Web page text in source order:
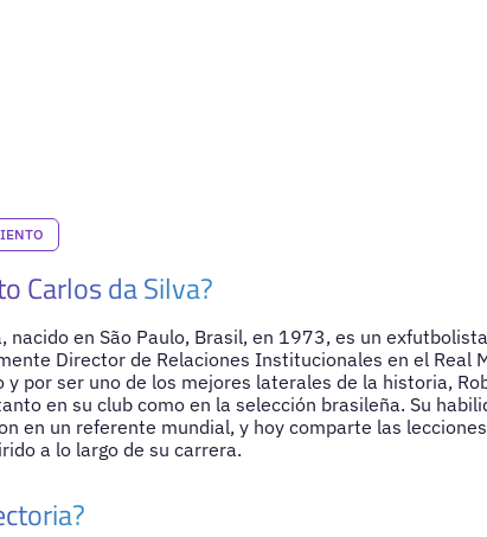
Carlos da Silva?
nacido en São Paulo, Brasil, en 1973, es un
Director de Relaciones Institucionales en el Real
y por ser uno de los mejores laterales de la historia,
en su club como en la selección brasileña. Su
en un referente mundial, y hoy comparte las
a lo largo de su carrera.